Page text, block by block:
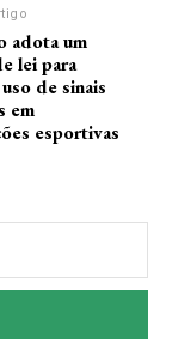
adota um
lei para
de sinais
em
esportivas